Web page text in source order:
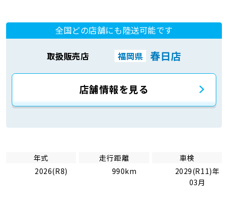
全国どの店舗にも陸送可能です
取扱販売店 福岡県 春日店
店舗情報を見る
年式
2026(R8)
走行距離
990km
車検
2029(R11)年
03月